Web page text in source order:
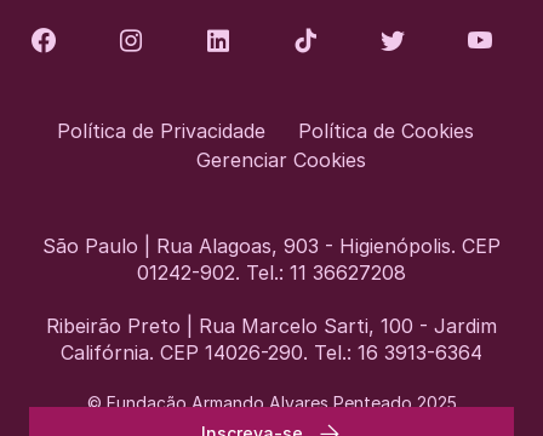
Política de Privacidade
Política de Cookies
Gerenciar Cookies
São Paulo | Rua Alagoas, 903 - Higienópolis. CEP
01242-902. Tel.: 11 36627208
Ribeirão Preto | Rua Marcelo Sarti, 100 - Jardim
Califórnia. CEP 14026-290. Tel.: 16 3913-6364
© Fundação Armando Alvares Penteado 2025